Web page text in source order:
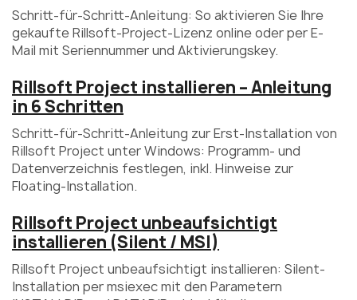
Schritt-für-Schritt-Anleitung: So aktivieren Sie Ihre
gekaufte Rillsoft-Project-Lizenz online oder per E-
Mail mit Seriennummer und Aktivierungskey.
Rillsoft Project installieren – Anleitung
in 6 Schritten
Schritt-für-Schritt-Anleitung zur Erst-Installation von
Rillsoft Project unter Windows: Programm- und
Datenverzeichnis festlegen, inkl. Hinweise zur
Floating-Installation.
Rillsoft Project unbeaufsichtigt
installieren (Silent / MSI)
Rillsoft Project unbeaufsichtigt installieren: Silent-
Installation per msiexec mit den Parametern